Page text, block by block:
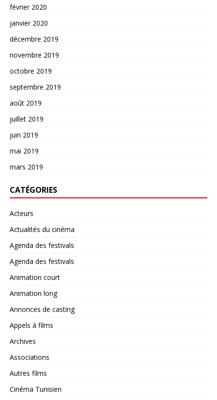
février 2020
janvier 2020
décembre 2019
novembre 2019
octobre 2019
septembre 2019
août 2019
juillet 2019
juin 2019
mai 2019
mars 2019
CATÉGORIES
Acteurs
Actualités du cinéma
Agenda des festivals
Agenda des festivals
Animation court
Animation long
Annonces de casting
Appels à films
Archives
Associations
Autres films
Cinéma Tunisien